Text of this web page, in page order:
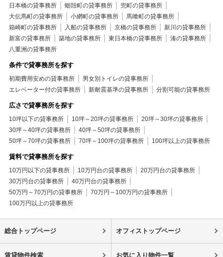
日本橋の貸事務所 蛎殻町の貸事務所
兜町の貸事務所
大伝馬町の貸事務所
小網町の貸事務所
馬喰町の貸事務所
箱崎町の貸事務所
入船の貸事務所 京橋の貸事務所
新川の貸事務所
新富の貸事務所
築地の貸事務所 東日本橋の貸事務所
湊の貸事務所
八重洲の貸事務所
条件で貸事務所を探す
初期費用安めの貸事務所
男女別トイレの貸事務所
エレベーター付の貸事務所
新耐震基準の貸事務所 分割可能の貸事務所
広さで貸事務所を探す
10坪以下の貸事務所 10坪～20坪の貸事務所
20坪～30坪の貸事務所
30坪～40坪の貸事務所
40坪～50坪の貸事務所
50坪～70坪の貸事務所
70坪～100坪の貸事務所 100坪以上の貸事務所
賃料で貸事務所を探す
10万円以下の貸事務所 10万円台の貸事務所
20万円台の貸事務所
30万円台の貸事務所
40万円台の貸事務所
50万円～70万円の貸事務所
70万円～100万円の貸事務所
100万円以上の貸事務所
総合トップページ オフィストップページ
賃貸物件検索 お気に入り物件一覧